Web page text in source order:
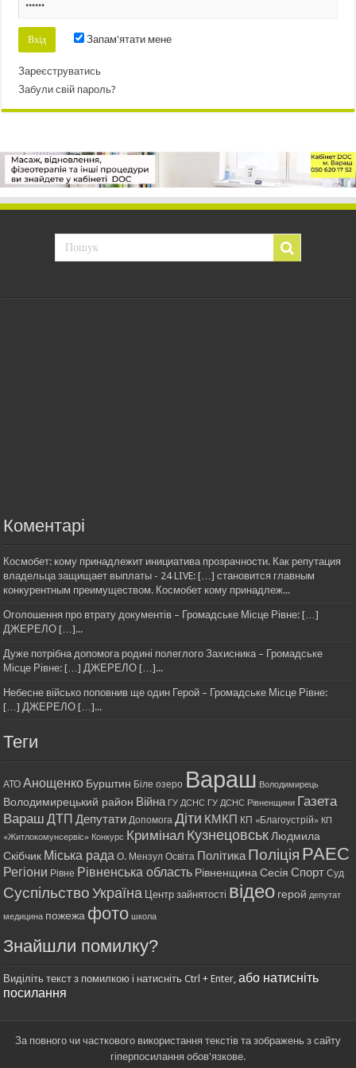
Запам'ятати мене
Зареєструватись
Забули свій пароль?
Коментарі
Космобет: кому принадлежит инициатива прозрачности. Как репутация
владельца защищает выплаты - 24 LIVE: […] становится главным
конкурентным преимуществом. Космобет кому принадлеж...
Оголошення про втрату документів – Громадське Місце Рівне: […]
ДЖЕРЕЛО […]...
Дуже потрібна допомога родині полеглого Захисника – Громадське
Місце Рівне: […] ДЖЕРЕЛО […]...
Небесне військо поповнив ще один Герой – Громадське Місце Рівне:
[…] ДЖЕРЕЛО […]...
Теги
АТО Анощенко Бурштин Біле озеро Вараш Володимирець
Володимирецький район Війна ГУ ДСНС ГУ ДСНС Рівненщини Газета
Вараш ДТП Депутати Допомога Діти КМКП КП «Благоустрій» КП
«Житлокомунсервіс» Конкурс Кримінал Кузнецовськ Людмила
Скібчик Міська рада О. Мензул Освіта ПолітикаПоліція РАЕС
Регіони Рівне Рівненська область Рівненщина Сесія Спорт Суд
Суспільство Україна Центр зайнятості відео герой депутат
медицина пожежа фото школа
Знайшли помилку?
Виділіть текст з помилкою і натисніть Ctrl + Enter,або натисніть
посилання
За повного чи часткового використання текстів та зображень з сайту
гіперпосилання обов'язкове.